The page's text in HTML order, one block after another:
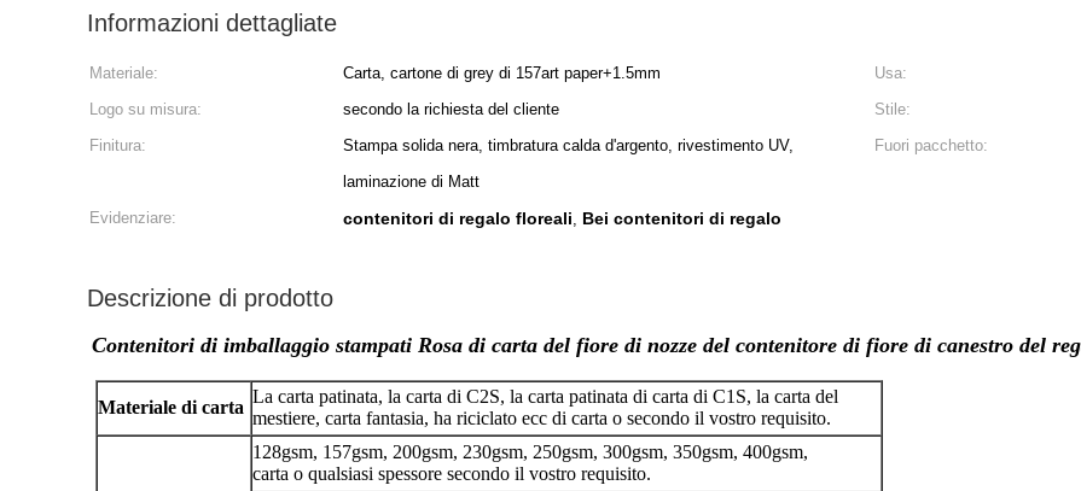
Informazioni dettagliate
Materiale: Carta, cartone di grey di 157art paper+1.5mm Usa:
Logo su misura:
secondo la richiesta del cliente Stile:
Finitura:
Stampa solida nera, timbratura calda d'argento, rivestimento UV,
laminazione di Matt
Fuori pacchetto:
Evidenziare: contenitori di regalo floreali, Bei contenitori di regalo
Descrizione di prodotto
Contenitori di imballaggio stampati Rosa di carta del fiore di nozze del contenitore di fiore di canestro del
Materiale di carta
La carta patinata, la carta di C2S, la carta patinata di carta di C1S, la carta del
mestiere, carta fantasia, ha riciclato ecc di carta o secondo il vostro requisito.
128gsm, 157gsm, 200gsm, 230gsm, 250gsm, 300gsm, 350gsm, 400gsm,
carta o qualsiasi spessore secondo il vostro requisito.